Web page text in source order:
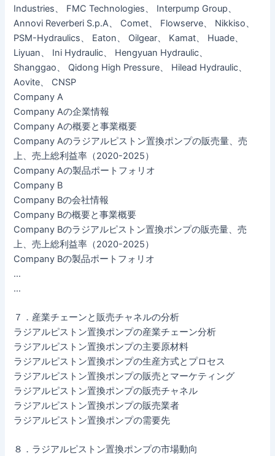
Industries、 FMC Technologies、 Interpump Group、
Annovi Reverberi S.p.A、 Comet、 Flowserve、 Nikkiso、
PSM-Hydraulics、 Eaton、 Oilgear、 Kamat、 Huade、
Liyuan、 Ini Hydraulic、 Hengyuan Hydraulic、
Shanggao、 Qidong High Pressure、 Hilead Hydraulic、
Aovite、 CNSP
Company A
Company Aの企業情報
Company Aの概要と事業概要
Company Aのラジアルピストン置換ポンプの販売量、売
上、売上総利益率（2020-2025）
Company Aの製品ポートフォリオ
Company B
Company Bの会社情報
Company Bの概要と事業概要
Company Bのラジアルピストン置換ポンプの販売量、売
上、売上総利益率（2020-2025）
Company Bの製品ポートフォリオ
…
…
７．産業チェーンと販売チャネルの分析
ラジアルピストン置換ポンプの産業チェーン分析
ラジアルピストン置換ポンプの主要原材料
ラジアルピストン置換ポンプの生産方式とプロセス
ラジアルピストン置換ポンプの販売とマーケティング
ラジアルピストン置換ポンプの販売チャネル
ラジアルピストン置換ポンプの販売業者
ラジアルピストン置換ポンプの需要先
８．ラジアルピストン置換ポンプの市場動向